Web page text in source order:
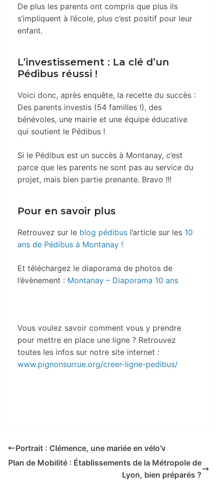
De plus les parents ont compris que plus ils
s’impliquent à l’école, plus c’est positif pour leur
enfant.
L’investissement : La clé d’un
Pédibus réussi !
Voici donc, après enquête, la recette du succès :
Des parents investis (54 familles !), des
bénévoles, une mairie et une équipe éducative
qui soutient le Pédibus !
Si le Pédibus est un succès à Montanay, c’est
parce que les parents ne sont pas au service du
projet, mais bien partie prenante. Bravo !!!
Pour en savoir plus
Retrouvez sur le blog pédibus l’article sur les 10
ans de Pédibus à Montanay !
Et téléchargez le diaporama de photos de
l’évènement : Montanay – Diaporama 10 ans
Vous voulez savoir comment vous y prendre
pour mettre en place une ligne ? Retrouvez
toutes les infos sur notre site internet :
www.pignonsurrue.org/creer-ligne-pedibus/
Portrait : Clémence, une mariée en vélo’v
Plan de Mobilité : Établissements de la Métropole de
Lyon, bien préparés ?